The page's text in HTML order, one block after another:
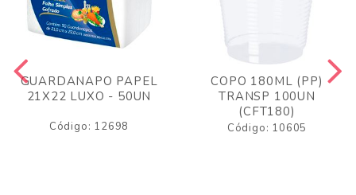
GUARDANAPO PAPEL
21X22 LUXO - 50UN
Código: 12698
COPO 180ML (PP)
TRANSP 100UN
(CFT180)
Código: 10605